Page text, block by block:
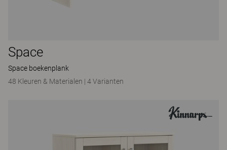
Space
Space boekenplank
48 Kleuren & Materialen | 4 Varianten